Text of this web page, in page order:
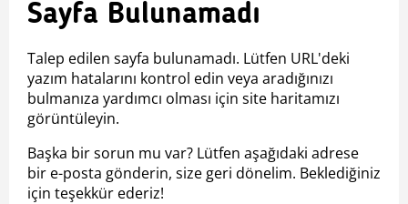
Sayfa Bulunamadı
Talep edilen sayfa bulunamadı. Lütfen URL'deki
yazım hatalarını kontrol edin veya aradığınızı
bulmanıza yardımcı olması için site haritamızı
görüntüleyin.
Başka bir sorun mu var? Lütfen aşağıdaki adrese
bir e-posta gönderin, size geri dönelim. Beklediğiniz
için teşekkür ederiz!